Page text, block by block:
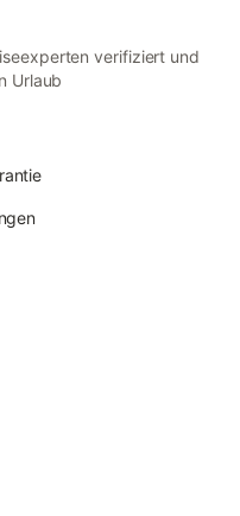
verifiziert und
Urlaub